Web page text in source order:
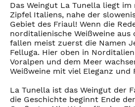
Das Weingut La Tunella liegt
Zipfel Italiens, nahe der
Gebiet des Friaul! Wenn die
norditalienische Weißweine aus
fallen meist zuerst die Namen
Felluga. Hier oben in
Voralpen und dem Meer
Weißweine mit viel Eleganz und
La Tunella ist das Weingut der
die Geschichte beginnt Ende